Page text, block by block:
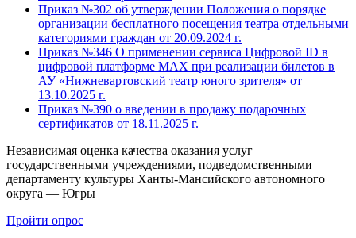
Приказ №302 об утверждении Положения о порядке
организации бесплатного посещения театра отдельными
категориями граждан от 20.09.2024 г.
Приказ №346 О применении сервиса Цифровой ID в
цифровой платформе МАХ при реализации билетов в
АУ «Нижневартовский театр юного зрителя» от
13.10.2025 г.
Приказ №390 о введении в продажу подарочных
сертификатов от 18.11.2025 г.
Независимая оценка качества оказания услуг
государственными учреждениями, подведомственными
департаменту культуры Ханты-Мансийского автономного
округа — Югры
Пройти опрос